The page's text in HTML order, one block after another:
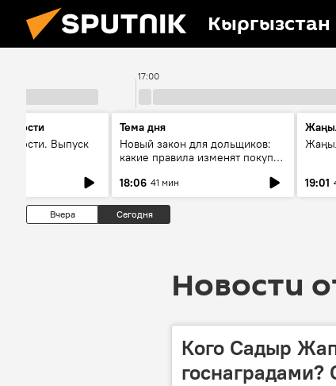
Кыргызстан
17:00
Выпуск
Тема дня
Новый закон для дольщиков:
какие правила изменят покупку
18:06 41 мин 19:01
Вчера Сегодня
Новости
Кого Садыр
госнаградами?